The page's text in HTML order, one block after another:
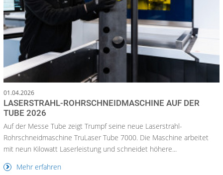
01.04.2026
LASERSTRAHL-ROHRSCHNEIDMASCHINE AUF DER
TUBE 2026
Auf der Messe Tube zeigt Trumpf seine neue Laserstrahl-
Rohrschneidmaschine TruLaser Tube 7000. Die Maschine arbeitet
mit neun Kilowatt Laserleistung und schneidet höhere...
Mehr erfahren